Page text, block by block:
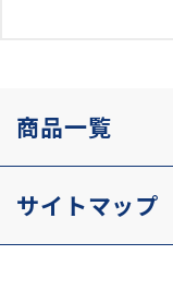
商品一覧
サイトマップ